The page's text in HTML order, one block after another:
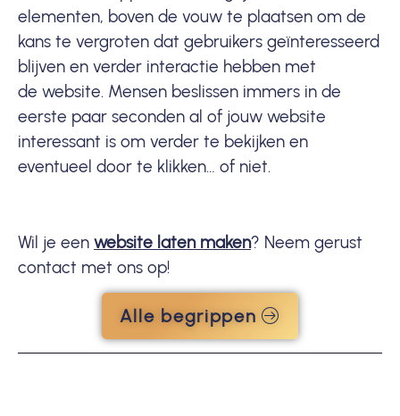
elementen, boven de vouw te plaatsen om de
kans te vergroten dat gebruikers geïnteresseerd
blijven en verder interactie hebben met
de website. Mensen beslissen immers in de
eerste paar seconden al of jouw website
interessant is om verder te bekijken en
eventueel door te klikken… of niet.
Wil je een website laten maken? Neem gerust
contact met ons op!
Alle begrippen